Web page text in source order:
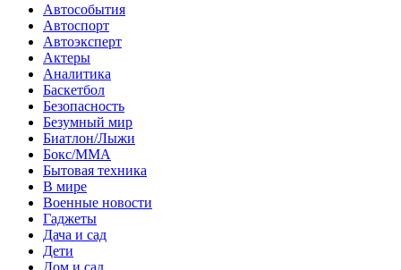
Автособытия
Автоспорт
Автоэксперт
Актеры
Аналитика
Баскетбол
Безопасность
Безумный мир
Биатлон/Лыжи
Бокс/MMA
Бытовая техника
В мире
Военные новости
Гаджеты
Дача и сад
Дети
Дом и сад